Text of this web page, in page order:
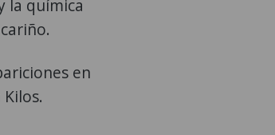
la química
en